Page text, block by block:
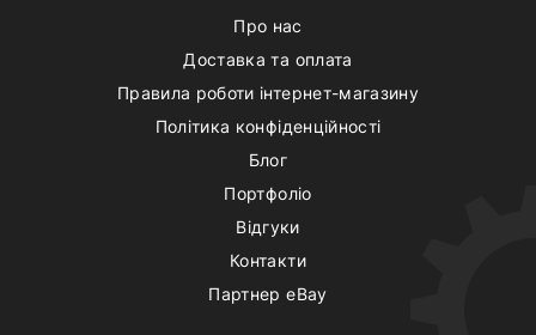
Про нас
Доставка та оплата
Правила роботи інтернет-магазину
Політика конфіденційності
Блог
Портфоліо
Відгуки
Контакти
Партнер eBay